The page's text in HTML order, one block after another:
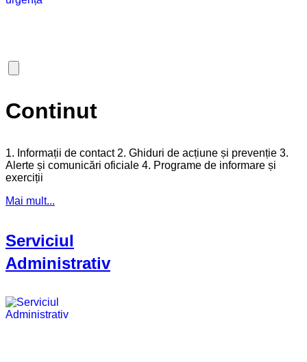
Continut
1. Informații de contact 2. Ghiduri de acțiune și prevenție 3.
Alerte și comunicări oficiale 4. Programe de informare și
exerciții
Mai mult...
Serviciul
Administrativ